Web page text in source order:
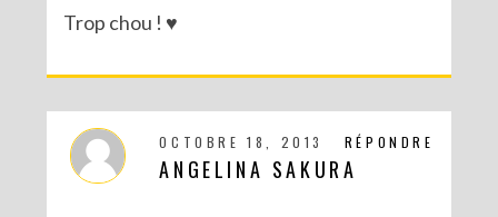
DIY – UN CALENDRIER DE L’AVENT TOUT EN IMAGES
Trop chou ! ♥
RÉPONDRE
OCTOBRE 18, 2013
ANGELINA SAKURA